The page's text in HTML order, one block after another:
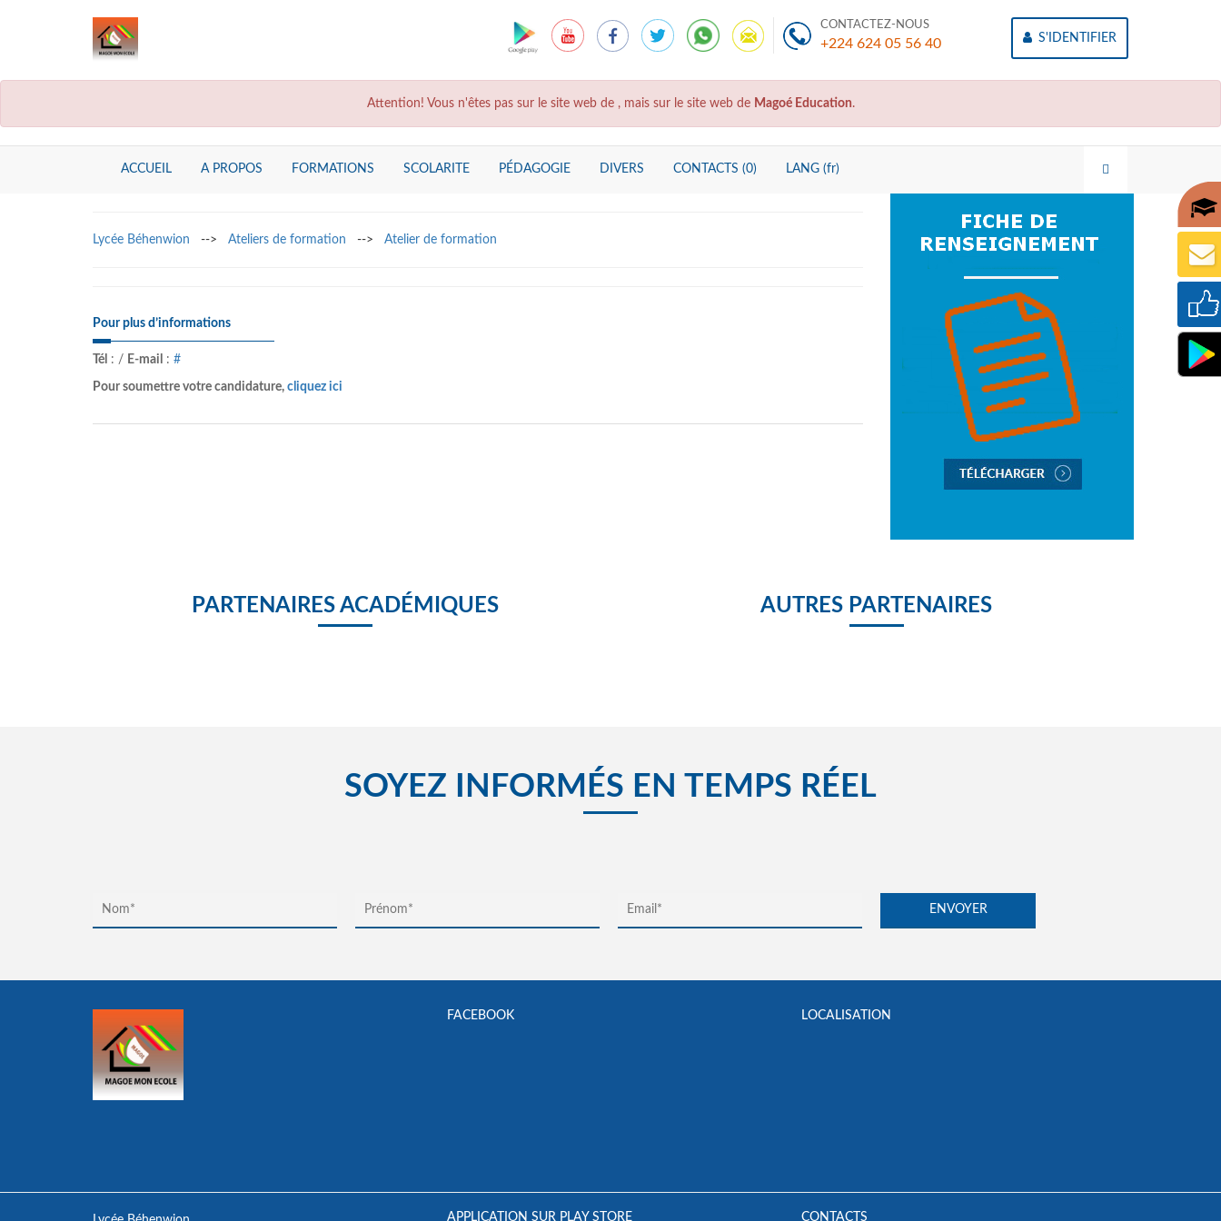
CONTACTEZ-NOUS
+224 624 05 56 40 S'IDENTIFIER
Attention! Vous n'êtes pas sur le site web de , mais sur le site web de Magoé Education.
ACCUEIL A PROPOS FORMATIONS SCOLARITE PÉDAGOGIE DIVERS CONTACTS (0) LANG (fr)
Lycée Béhenwion --> Ateliers de formation --> Atelier de formation
Pour plus d’informations
Tél : / E-mail : #
Pour soumettre votre candidature, cliquez ici
PARTENAIRES ACADÉMIQUES AUTRES PARTENAIRES
SOYEZ INFORMÉS EN TEMPS RÉEL
FACEBOOK LOCALISATION
APPLICATION SUR PLAY STORE CONTACTS